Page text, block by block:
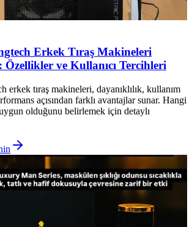
Erkek Tıraş Makineleri
Özellikler ve Kullanıcı Tercihleri
erkek tıraş makineleri, dayanıklılık, kullanım
açısından farklı avantajlar sunar. Hangi
olduğunu belirlemek için detaylı